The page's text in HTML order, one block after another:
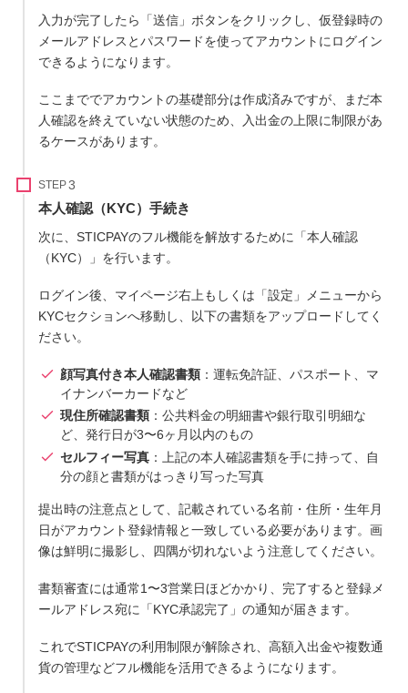
入力が完了したら「送信」ボタンをクリックし、仮登録時の
メールアドレスとパスワードを使ってアカウントにログイン
できるようになります。
ここまででアカウントの基礎部分は作成済みですが、まだ本
人確認を終えていない状態のため、入出金の上限に制限があ
るケースがあります。
STEP
本人確認（KYC）手続き
次に、STICPAYのフル機能を解放するために「本人確認
（KYC）」を行います。
ログイン後、マイページ右上もしくは「設定」メニューから
KYCセクションへ移動し、以下の書類をアップロードしてく
ださい。
顔写真付き本人確認書類 ：運転免許証、パスポート、マ
イナンバーカードなど
現住所確認書類 ：公共料金の明細書や銀行取引明細な
ど、発行日が3〜6ヶ月以内のもの
セルフィー写真 ：上記の本人確認書類を手に持って、自
分の顔と書類がはっきり写った写真
提出時の注意点として、記載されている名前・住所・生年月
日がアカウント登録情報と一致している必要があります。画
像は鮮明に撮影し、四隅が切れないよう注意してください。
書類審査には通常1〜3営業日ほどかかり、完了すると登録メ
ールアドレス宛に「KYC承認完了」の通知が届きます。
これでSTICPAYの利用制限が解除され、高額入出金や複数通
貨の管理などフル機能を活用できるようになります。